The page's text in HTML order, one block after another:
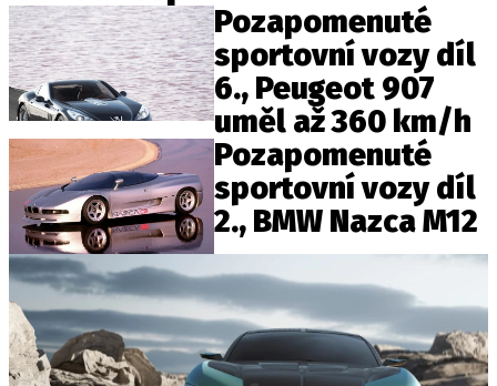
ELEKTRO
NOVINKY ZE SVĚTA EV
TESTY ELEKTROMOBILŮ
TRH S ELEKTROMOBILY
RALLY
OSTATNÍ
ROZHOVORY
DAKAR
Z DOMOVA
Pozapomenuté
sportovní vozy díl
6., Peugeot 907
uměl až 360 km/h
Pozapomenuté
sportovní vozy díl
2., BMW Nazca M12